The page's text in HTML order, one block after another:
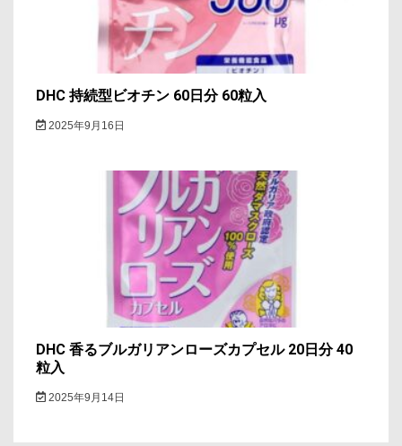
DHC 持続型ビオチン 60日分 60粒入
2025年9月16日
DHC 香るブルガリアンローズカプセル 20日分 40
粒入
2025年9月14日